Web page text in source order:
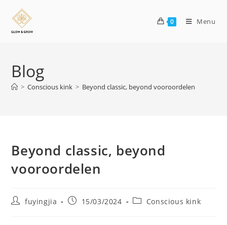
0 Menu
Blog
> Conscious kink > Beyond classic, beyond vooroordelen
Beyond classic, beyond
vooroordelen
fuyingjia 15/03/2024 Conscious kink